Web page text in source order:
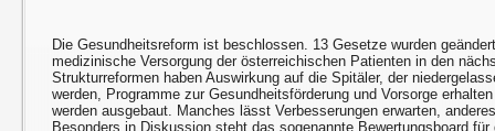
Die Gesundheitsreform ist beschlossen. 13 Gesetze wurden
medizinische Versorgung der österreichischen Patienten in den
Strukturreformen haben Auswirkung auf die Spitäler, der
werden, Programme zur Gesundheitsförderung und Vorsorge
werden ausgebaut. Manches lässt Verbesserungen erwarten,
Besonders in Diskussion steht das sogenannte Bewertungsboard